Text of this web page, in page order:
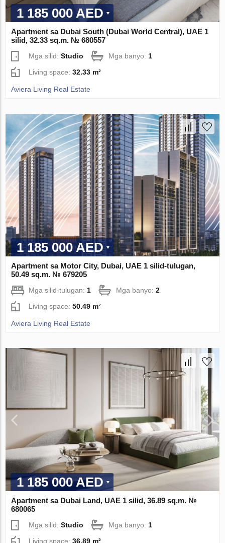
1 185 000 AED
Apartment sa Dubai South (Dubai World Central), UAE 1
silid, 32.33 sq.m. № 680557
Mga silid:Studio Mga banyo: 1
Living space:32.33 m²
Aviera Living Real Estate
1 185 000 AED
Apartment sa Motor City, Dubai, UAE 1 silid-tulugan,
50.49 sq.m. № 679205
Mga silid-tulugan:1 Mga banyo:2
Living space:50.49 m²
Aviera Living Real Estate
1 185 000 AED
Apartment sa Dubai Land, UAE 1 silid, 36.89 sq.m. №
680065
Mga silid:Studio Mga banyo: 1
Living space:36.89 m²